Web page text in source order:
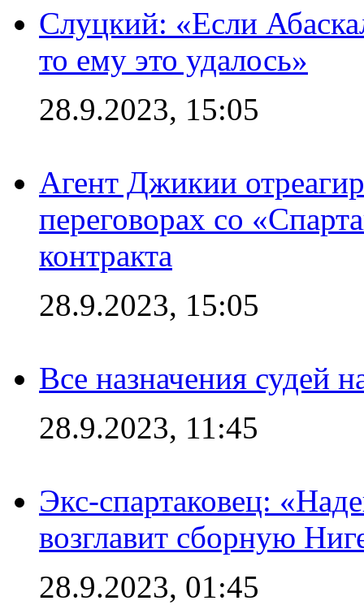
Слуцкий: «Если
то ему это удалось»
28.9.2023, 15:05
Агент Джикии
переговорах со
контракта
28.9.2023, 15:05
Все назначения судей
28.9.2023, 11:45
Экс-спартаковец:
возглавит сборную
28.9.2023, 01:45